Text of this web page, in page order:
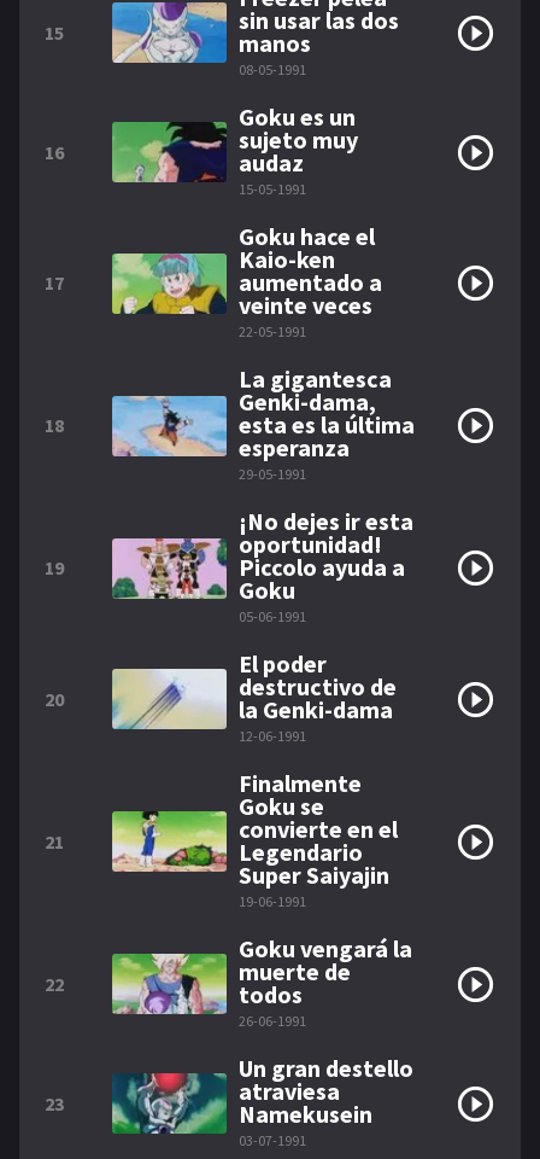
15 sin usar las dos
manos
08-05-1991
16
Goku es un
sujeto muy
audaz
15-05-1991
17
Goku hace el
Kaio-ken
aumentado a
veinte veces
22-05-1991
18
La gigantesca
Genki-dama,
esta es la última
esperanza
29-05-1991
19
¡No dejes ir esta
oportunidad!
Piccolo ayuda a
Goku
05-06-1991
20
El poder
destructivo de
la Genki-dama
12-06-1991
21
Finalmente
Goku se
convierte en el
Legendario
Super Saiyajin
19-06-1991
22
Goku vengará la
muerte de
todos
26-06-1991
23
Un gran destello
atraviesa
Namekusein
03-07-1991